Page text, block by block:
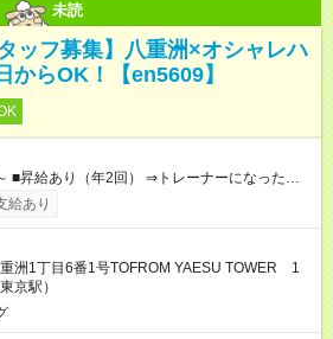
未読
ッフ募集】八重洲×オシャレハ
からOK！【en5609】
あり◎ ■友人紹介制度あ
なし ■研修
【試用期間】試用期間なし
給あり
洲1丁目6番1号TOFROM YAESU TOWER 1
京駅）